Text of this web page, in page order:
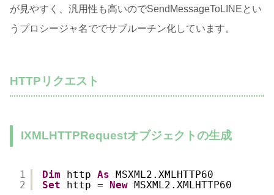
が見やすく、汎用性も高いのでSendMessageToLINEとい
うプロシージャ名ででサブルーチン化しています。
HTTPリクエスト
IXMLHTTPRequestオブジェクトの生成
1
2
Dim http As MSXML2.XMLHTTP60
Set
http = New MSXML2.XMLHTTP60